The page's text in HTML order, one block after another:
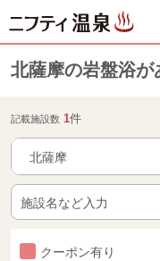
北薩摩の岩盤浴
記載施設数 1件
北薩摩
クーポン有り